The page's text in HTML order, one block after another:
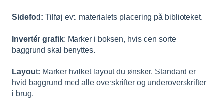
Sidefod: Tilføj evt. materialets placering på biblioteket.
Invertér grafik: Marker i boksen, hvis den sorte
baggrund skal benyttes.
Layout: Marker hvilket layout du ønsker. Standard er
hvid baggrund med alle overskrifter og underoverskrifter
i brug.